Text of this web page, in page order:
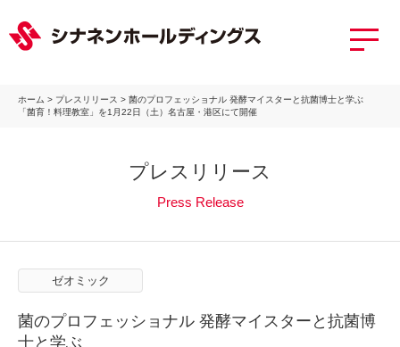
ホーム > プレスリリース > 菌のプロフェッショナル 発酵マイスターと抗菌博士と学ぶ
「菌育！料理教室」を1月22日（土）名古屋・港区にて開催
プレスリリース
Press Release
ゼオミック
菌のプロフェッショナル 発酵マイスターと抗菌博
士と学ぶ